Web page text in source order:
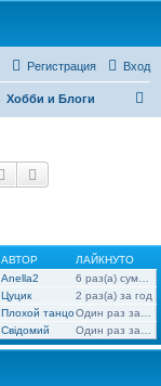
Вход
Регистрация
Хобби и Блоги
Поиск
АВТОР
ЛАЙКНУТО
Anella2
6 раз(а) суммарно
Цуцик
2 раз(а) за год
Плохой танцор
Один раз за месяц
Свідомий Один раз за неделю